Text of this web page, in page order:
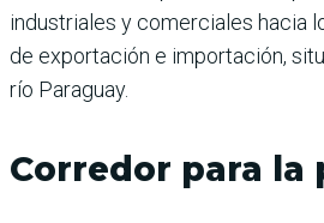
industriales y comerciales hacia
de exportación e importación,
río Paraguay.
Corredor para la